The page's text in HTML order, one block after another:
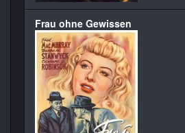
Frau ohne Gewissen